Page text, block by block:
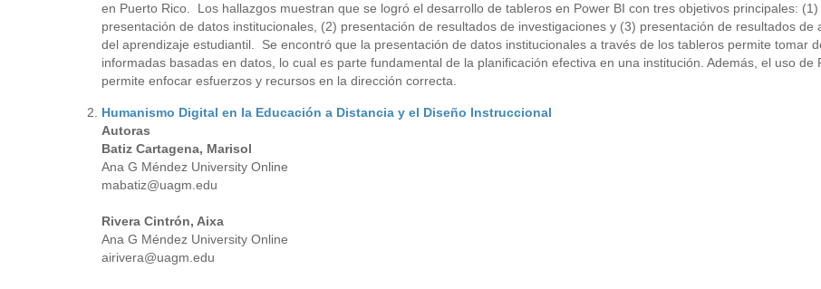
en Puerto Rico. Los hallazgos muestran que se logró el desarrollo de tableros en Power BI con tres objetivos principales: (1)
presentación de datos institucionales, (2) presentación de resultados de investigaciones y (3) presentación de resultados de
del aprendizaje estudiantil. Se encontró que la presentación de datos institucionales a través de los tableros permite tomar
informadas basadas en datos, lo cual es parte fundamental de la planificación efectiva en una institución. Además, el uso de
permite enfocar esfuerzos y recursos en la dirección correcta.
Humanismo Digital en la Educación a Distancia y el Diseño Instruccional
Autoras
Batiz Cartagena, Marisol
Ana G Méndez University Online
mabatiz@uagm.edu
Rivera Cintrón, Aixa
Ana G Méndez University Online
airivera@uagm.edu